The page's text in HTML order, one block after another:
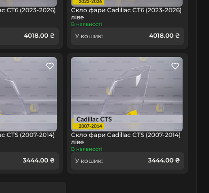
CT6 (2023-2026)
4018.00 ₴
Скло фари Cadillac CT6 (2023-2026)
ліве
В наявності
У кошик: 4018.00 ₴
CTS (2007-2014)
3444.00 ₴
Скло фари Cadillac CTS (2007-2014)
ліве
В наявності
У кошик: 3444.00 ₴